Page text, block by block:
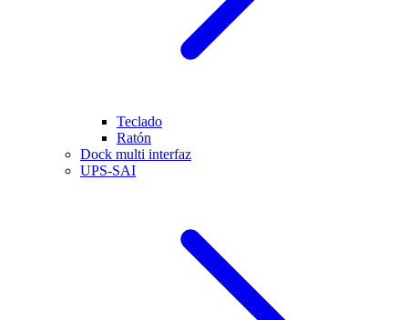
Teclado
Ratón
Dock multi interfaz
UPS-SAI